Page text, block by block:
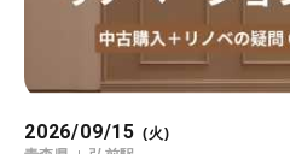
2026/09/15 (火)